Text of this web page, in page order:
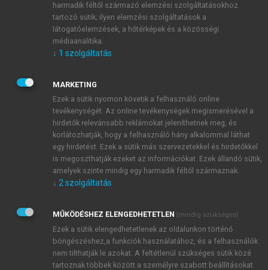
JELSZÓ
JELSZÓ ÚJRA
Kérek értesítést a MeRSZ újdonságairól, akcióiról.
Kérek értesítést az Akadémiai Kiadó Zrt. újdonságairól,
Adatkezelési tájékoztatóbanfoglaltakat tudomásul
veszem és elfogadom.
Általános vásárlási feltételeket, valamint a szotar.netés a
mersz.huoldalak licencszerződéseiben foglaltakat
tudomásul veszem és elfogadom.
harmadik féltől származó elemzési szolgáltatásokhoz
tartozó sütik; ilyen elemzési szolgáltatások a
látogatóelemzések, a hőtérképek és a közösségi
médiaanalitika.
↓ 1 szolgáltatás
MARKETING
Ezek a sütik nyomon követik a felhasználó online
tevékenységét. Az online tevékenységek megismerésével a
hirdetők relevánsabb reklámokat jeleníthetnek meg, és
korlátozhatják, hogy a felhasználó hány alkalommal láthat
egy hirdetést. Ezek a sütik más szervezetekkel és hirdetőkkel
is megoszthatják ezeket az információkat. Ezek állandó sütik,
amelyek szinte mindig egy harmadik féltől származnak.
↓ 2 szolgáltatás
MŰKÖDÉSHEZ ELENGEDHETETLEN (mindig szükséges)
Ezek a sütik elengedhetetlenek az oldalunkon történő
böngészéshez,a funkciók használatához, és a felhasználók
nem tilthatják le azokat. A feltétlenül szükséges sütik közé
tartoznak többek között a személyre szabott beállításokat